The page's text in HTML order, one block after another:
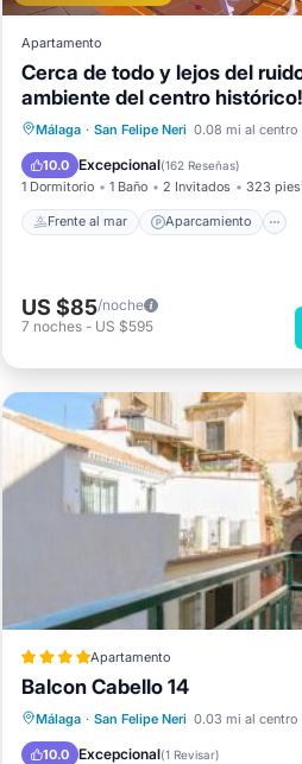
a
Apartamento
Cerca de todo y lejos del
ambiente del centro histórico!
Málaga · San Felipe Neri 0.08 mi al centro
10.0 Excepcional(162 Reseñas)
1 Dormitorio 1 Baño 2 Invitados 323
Frente al mar Aparcamiento
Frente al mar
Vista al mar
Balcón/
US $85/noche
7 noches - US $595
Apartamento
Balcon Cabello 14
Málaga · San Felipe Neri 0.03 mi al centro
10.0 Excepcional(1 Revisar)
Aparcamiento
Aire
Internet
Apto para niños